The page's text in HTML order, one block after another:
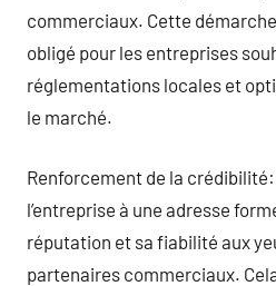
commerciaux. Cette
obligé pour les entreprises
réglementations locales et
le marché.
Renforcement de la crédibilité:
l’entreprise à une adresse
réputation et sa fiabilité aux
partenaires commerciaux.